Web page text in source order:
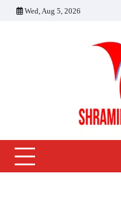
Wed, Aug 5, 2026